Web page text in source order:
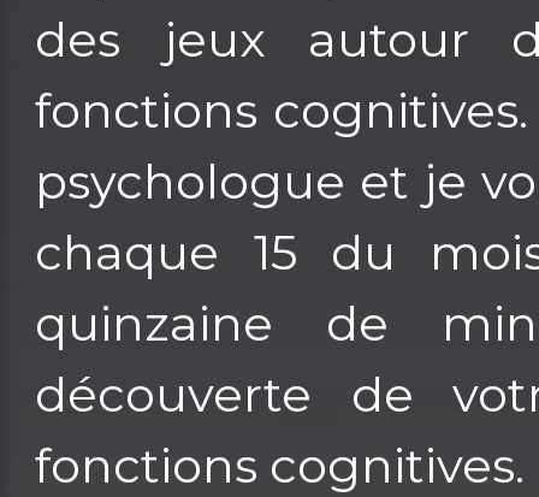
des jeux autour
fonctions
psychologue et je
chaque 15 du
quinzaine de
découverte de
fonctions